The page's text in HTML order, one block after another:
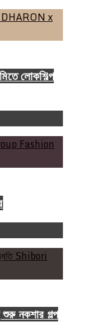
লোকশিল্প
নকশার গল্প